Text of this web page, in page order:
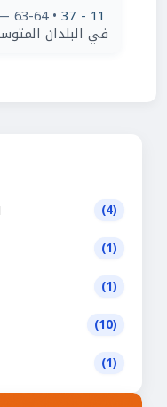
11 - 37
• 63-64 — 18 — 30/06/2014
في البلدان
(4)
(1)
(1)
(10)
(1)